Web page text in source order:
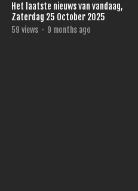
Het laatste nieuws van vandaag,
Zaterdag 25 October 2025
59 views · 9 months ago